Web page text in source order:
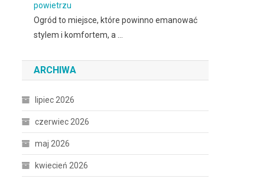
powietrzu
Ogród to miejsce, które powinno emanować
stylem i komfortem, a …
ARCHIWA
lipiec 2026
czerwiec 2026
maj 2026
kwiecień 2026